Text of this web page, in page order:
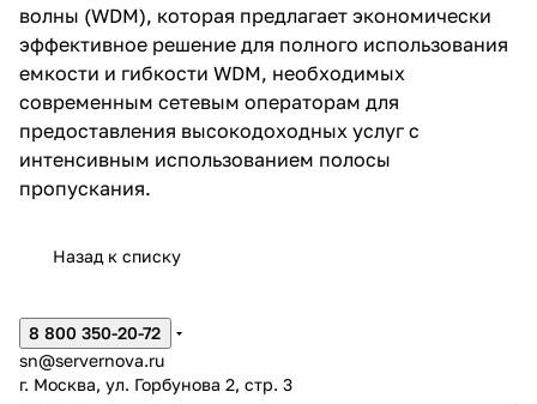
волны (WDM), которая предлагает экономически
эффективное решение для полного использования
емкости и гибкости WDM, необходимых
современным сетевым операторам для
предоставления высокодоходных услуг с
интенсивным использованием полосы
пропускания.
Назад к списку
8 800 350-20-72
sn@servernova.ru
г. Москва, ул. Горбунова 2, стр. 3